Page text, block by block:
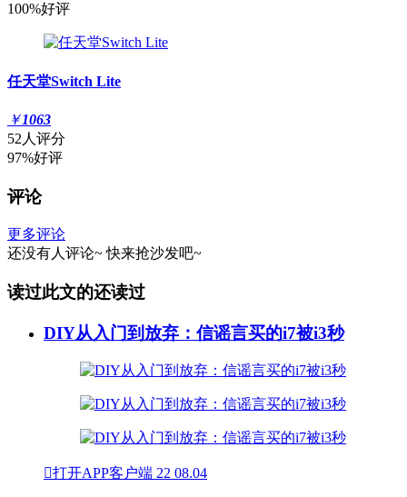
100%好评
任天堂Switch Lite
￥1063
52人评分
97%好评
评论
更多评论
还没有人评论~ 快来抢沙发吧~
读过此文的还读过
DIY从入门到放弃：信谣言买的i7被i3秒
打开APP客户端 22 08.04